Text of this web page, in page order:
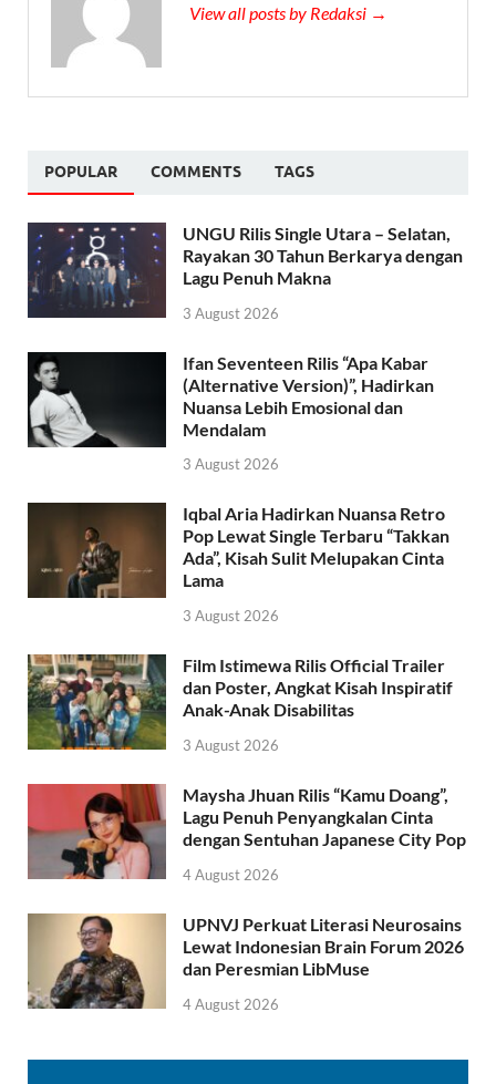
View all posts by Redaksi →
POPULAR COMMENTS TAGS
UNGU Rilis Single Utara – Selatan,
Rayakan 30 Tahun Berkarya dengan
Lagu Penuh Makna
3 August 2026
Ifan Seventeen Rilis “Apa Kabar
(Alternative Version)”, Hadirkan
Nuansa Lebih Emosional dan
Mendalam
3 August 2026
Iqbal Aria Hadirkan Nuansa Retro
Pop Lewat Single Terbaru “Takkan
Ada”, Kisah Sulit Melupakan Cinta
Lama
3 August 2026
Film Istimewa Rilis Official Trailer
dan Poster, Angkat Kisah Inspiratif
Anak-Anak Disabilitas
3 August 2026
Maysha Jhuan Rilis “Kamu Doang”,
Lagu Penuh Penyangkalan Cinta
dengan Sentuhan Japanese City Pop
4 August 2026
UPNVJ Perkuat Literasi Neurosains
Lewat Indonesian Brain Forum 2026
dan Peresmian LibMuse
4 August 2026